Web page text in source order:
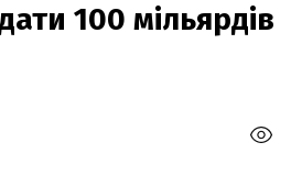
100 мільярдів